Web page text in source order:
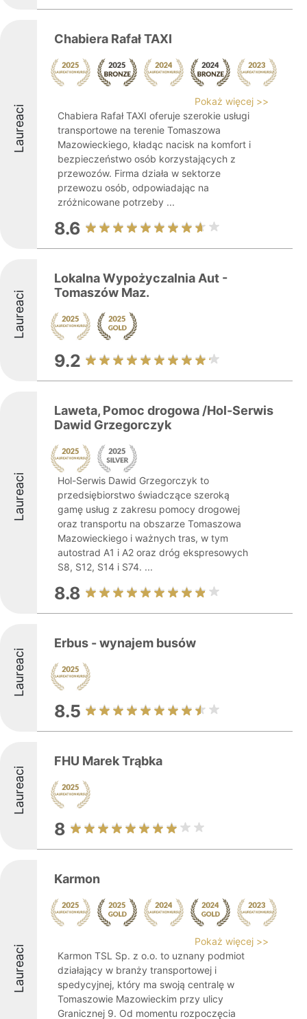
Laureaci
Chabiera Rafał TAXI
Pokaż więcej >>
Chabiera Rafał TAXI oferuje szerokie usługi
transportowe na terenie Tomaszowa
Mazowieckiego, kładąc nacisk na komfort i
bezpieczeństwo osób korzystających z
przewozów. Firma działa w sektorze
przewozu osób, odpowiadając na
zróżnicowane potrzeby ...
8.6
Laureaci
Lokalna Wypożyczalnia Aut -
Tomaszów Maz.
9.2
Laureaci
Laweta, Pomoc drogowa /Hol-Serwis
Dawid Grzegorczyk
Hol-Serwis Dawid Grzegorczyk to
przedsiębiorstwo świadczące szeroką
gamę usług z zakresu pomocy drogowej
oraz transportu na obszarze Tomaszowa
Mazowieckiego i ważnych tras, w tym
autostrad A1 i A2 oraz dróg ekspresowych
S8, S12, S14 i S74. ...
8.8
Laureaci
Erbus - wynajem busów
8.5
Laureaci
FHU Marek Trąbka
8
Laureaci
Karmon
Pokaż więcej >>
Karmon TSL Sp. z o.o. to uznany podmiot
działający w branży transportowej i
spedycyjnej, który ma swoją centralę w
Tomaszowie Mazowieckim przy ulicy
Granicznej 9. Od momentu rozpoczęcia